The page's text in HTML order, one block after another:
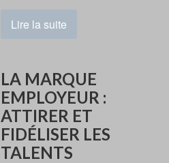
Lire la suite
LA MARQUE
EMPLOYEUR :
ATTIRER ET
FIDÉLISER LES
TALENTS